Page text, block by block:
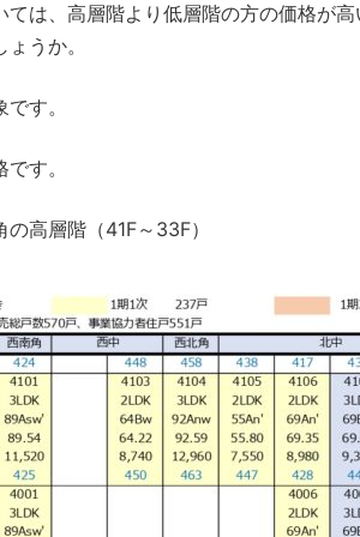
ては、高層階より低層階の方の価格が
うか。
す。
す。
高層階（41F～33F）